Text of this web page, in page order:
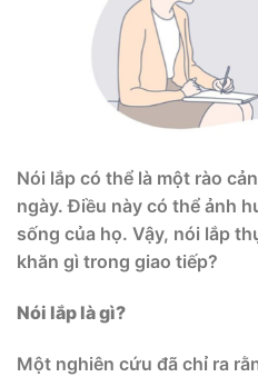
Nói lắp có thể là một rào
ngày. Điều này có thể ảnh
sống của họ. Vậy, nói lắp
khăn gì trong giao tiếp?
Nói lắp là gì?
Một nghiên cứu đã chỉ ra